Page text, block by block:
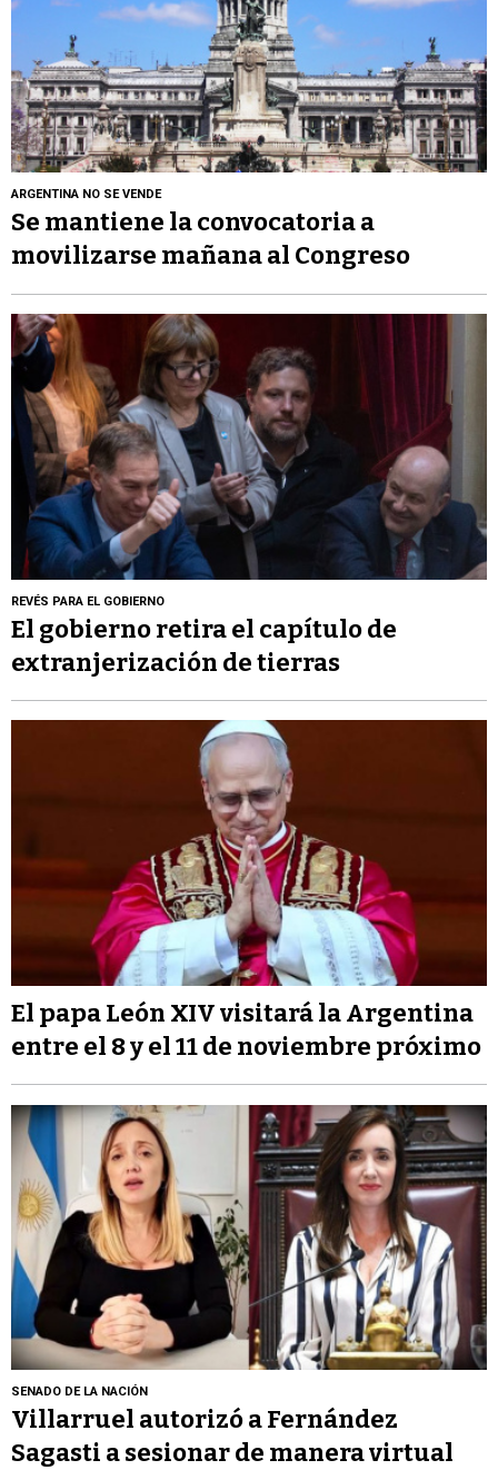
ARGENTINA NO SE VENDE
Se mantiene la convocatoria a
movilizarse mañana al Congreso
REVÉS PARA EL GOBIERNO
El gobierno retira el capítulo de
extranjerización de tierras
El papa León XIV visitará la Argentina
entre el 8 y el 11 de noviembre próximo
SENADO DE LA NACIÓN
Villarruel autorizó a Fernández
Sagasti a sesionar de manera virtual